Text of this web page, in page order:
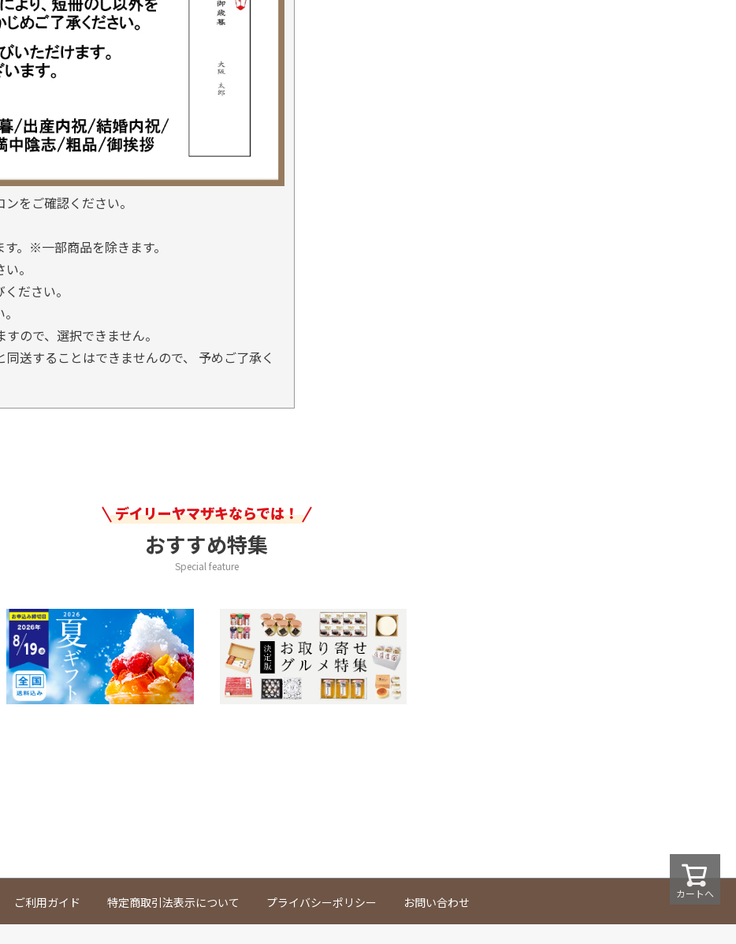
をご確認ください。
。※一部商品を除きます。
。
ださい。
ので、選択できません。
送することはできませんので、 予めご了承く
デイリーヤマザキならでは！
おすすめ特集
Special feature
ご利用ガイド 特定商取引法表示について プライバシーポリシー お問い合わせ
カートへ